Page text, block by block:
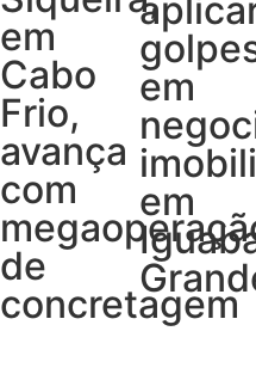
em
Cabo
Frio,
avança
com
de
concretagem
em
em